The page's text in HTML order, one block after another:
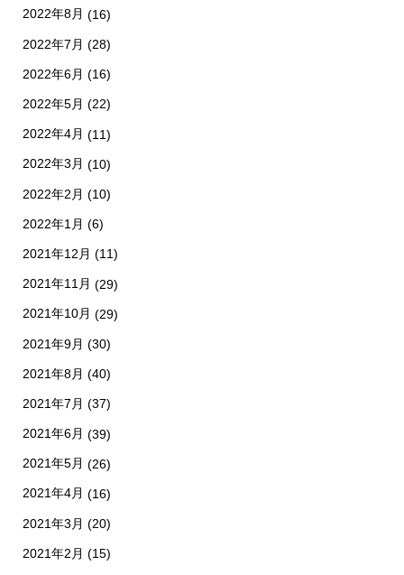
2022年8月 (16)
2022年7月 (28)
2022年6月 (16)
2022年5月 (22)
2022年4月 (11)
2022年3月 (10)
2022年2月 (10)
2022年1月 (6)
2021年12月 (11)
2021年11月 (29)
2021年10月 (29)
2021年9月 (30)
2021年8月 (40)
2021年7月 (37)
2021年6月 (39)
2021年5月 (26)
2021年4月 (16)
2021年3月 (20)
2021年2月 (15)